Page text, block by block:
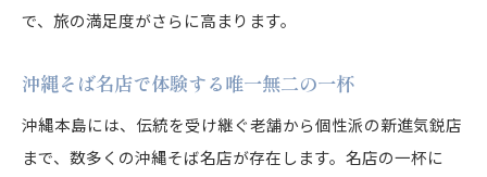
で、旅の満足度がさらに高まります。
沖縄そば名店で体験する唯一無二の一杯
沖縄本島には、伝統を受け継ぐ老舗から個性派の新進気鋭店
まで、数多くの沖縄そば名店が存在します。名店の一杯に